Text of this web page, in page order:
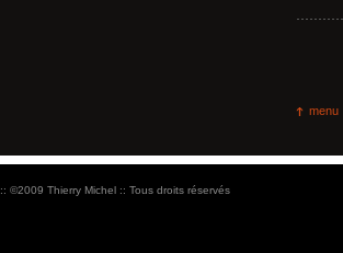
menu
:: ©2009 Thierry Michel :: Tous droits réservés